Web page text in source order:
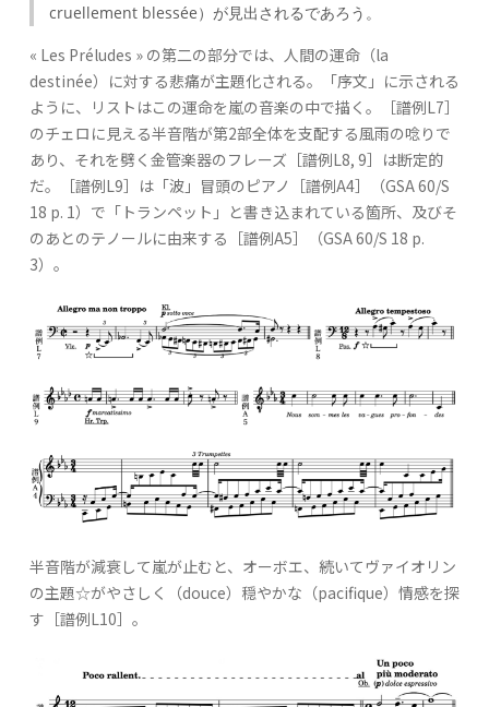
cruellement blessée）が見出されるであろう。
« Les Préludes » の第二の部分では、人間の運命（la
destinée）に対する悲痛が主題化される。「序文」に示される
ように、リストはこの運命を嵐の音楽の中で描く。［譜例L7］
のチェロに見える半音階が第2部全体を支配する風雨の唸りで
あり、それを劈く金管楽器のフレーズ［譜例L8, 9］は断定的
だ。［譜例L9］は「波」冒頭のピアノ［譜例A4］（GSA 60/S
18 p. 1）で「トランペット」と書き込まれている箇所、及びそ
のあとのテノールに由来する［譜例A5］（GSA 60/S 18 p.
3）。
半音階が減衰して嵐が止むと、オーボエ、続いてヴァイオリン
の主題☆がやさしく（douce）穏やかな（pacifique）情感を探
す［譜例L10］。